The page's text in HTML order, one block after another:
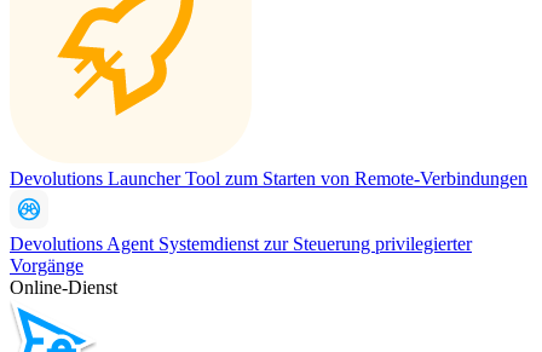
Devolutions LauncherTool zum Starten von Remote-Verbindungen
Devolutions Agent Systemdienst zur Steuerung privilegierter
Vorgänge
Online-Dienst